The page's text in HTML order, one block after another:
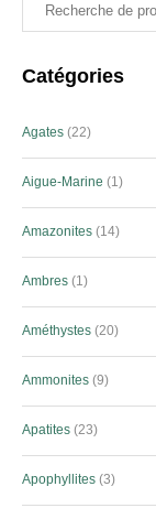
Catégories
Agates 22
Aigue-Marine 1
Amazonites 14
Ambres 1
Améthystes 20
Ammonites 9
Apatites 23
Apophyllites 3